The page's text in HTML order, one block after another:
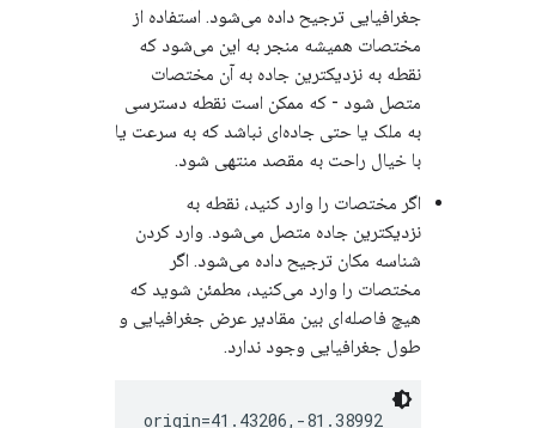
جغرافیایی ترجیح داده می‌شود. استفاده از
مختصات همیشه منجر به این می‌شود که
نقطه به نزدیکترین جاده به آن مختصات
متصل شود - که ممکن است نقطه دسترسی
به ملک یا حتی جاده‌ای نباشد که به سرعت یا
با خیال راحت به مقصد منتهی شود.
اگر مختصات را وارد کنید، نقطه به
نزدیکترین جاده متصل می‌شود. وارد کردن
شناسه مکان ترجیح داده می‌شود. اگر
مختصات را وارد می‌کنید، مطمئن شوید که
هیچ فاصله‌ای بین مقادیر عرض جغرافیایی و
طول جغرافیایی وجود ندارد.